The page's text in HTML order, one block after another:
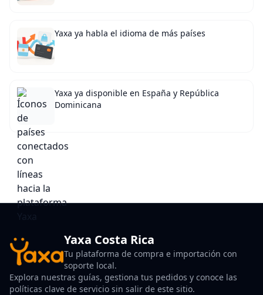
Yaxa ya habla el idioma de más países
Yaxa ya disponible en España y República
Dominicana
Yaxa Costa Rica
Tu plataforma de compra e importación con
soporte local.
Explora nuestras guías, gestiona tus pedidos y conoce las
políticas clave de servicio sin salir de este sitio.